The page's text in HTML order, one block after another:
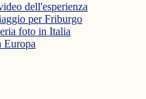
dell'esperienza
per Friburgo
foto in Italia